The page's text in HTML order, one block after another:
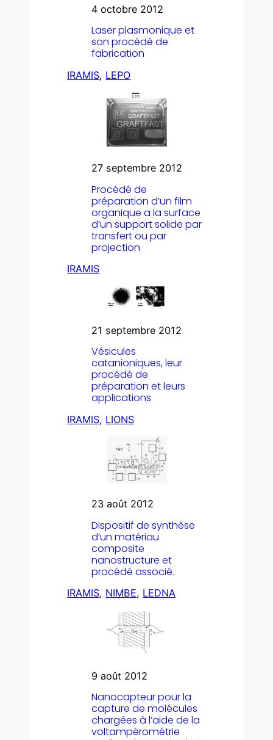
4 octobre 2012
Laser plasmonique et
son procédé de
fabrication
IRAMIS, LEPO
27 septembre 2012
Procédé de
préparation d’un film
organique a la surface
d’un support solide par
transfert ou par
projection
IRAMIS
21 septembre 2012
Vésicules
catanioniques, leur
procédé de
préparation et leurs
applications
IRAMIS, LIONS
23 août 2012
Dispositif de synthèse
d’un matériau
composite
nanostructure et
procédé associé.
IRAMIS, NIMBE, LEDNA
9 août 2012
Nanocapteur pour la
capture de molécules
chargées à l’aide de la
voltampérométrie